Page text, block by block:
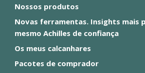
Nossos produtos
Novas ferramentas. Insights mais
mesmo Achilles de confiança
Os meus calcanhares
Pacotes de comprador